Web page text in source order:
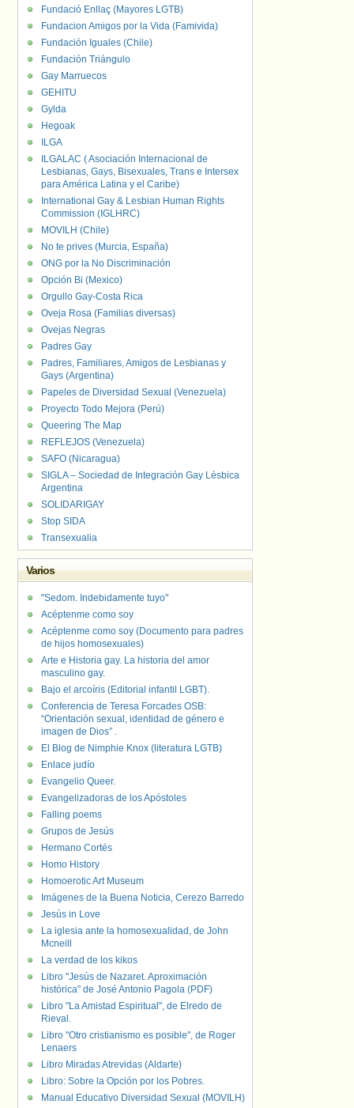
Fundació Enllaç (Mayores LGTB)
Fundacion Amigos por la Vida (Famivida)
Fundación Iguales (Chile)
Fundación Triángulo
Gay Marruecos
GEHITU
Gylda
Hegoak
ILGA
ILGALAC ( Asociación Internacional de
Lesbianas, Gays, Bisexuales, Trans e Intersex
para América Latina y el Caribe)
International Gay & Lesbian Human Rights
Commission (IGLHRC)
MOVILH (Chile)
No te prives (Murcia, España)
ONG por la No Discriminación
Opción Bi (Mexico)
Orgullo Gay-Costa Rica
Oveja Rosa (Familias diversas)
Ovejas Negras
Padres Gay
Padres, Familiares, Amigos de Lesbianas y
Gays (Argentina)
Papeles de Diversidad Sexual (Venezuela)
Proyecto Todo Mejora (Perú)
Queering The Map
REFLEJOS (Venezuela)
SAFO (Nicaragua)
SIGLA – Sociedad de Integración Gay Lésbica
Argentina
SOLIDARIGAY
Stop SIDA
Transexualia
Varios
"Sedom. Indebidamente tuyo"
Acéptenme como soy
Acéptenme como soy (Documento para padres
de hijos homosexuales)
Arte e Historia gay. La historia del amor
masculino gay.
Bajo el arcoíris (Editorial infantil LGBT).
Conferencia de Teresa Forcades OSB:
“Orientación sexual, identidad de género e
imagen de Dios” .
El Blog de Nimphie Knox (literatura LGTB)
Enlace judío
Evangelio Queer.
Evangelizadoras de los Apóstoles
Falling poems
Grupos de Jesús
Hermano Cortés
Homo History
Homoerotic Art Museum
Imágenes de la Buena Noticia, Cerezo Barredo
Jesús in Love
La iglesia ante la homosexualidad, de John
Mcneill
La verdad de los kikos
Libro "Jesús de Nazaret. Aproximación
histórica" de José Antonio Pagola (PDF)
Libro "La Amistad Espiritual", de Elredo de
Rieval.
Libro "Otro cristianismo es posible", de Roger
Lenaers
Libro Miradas Atrevidas (Aldarte)
Libro: Sobre la Opción por los Pobres.
Manual Educativo Diversidad Sexual (MOVILH)